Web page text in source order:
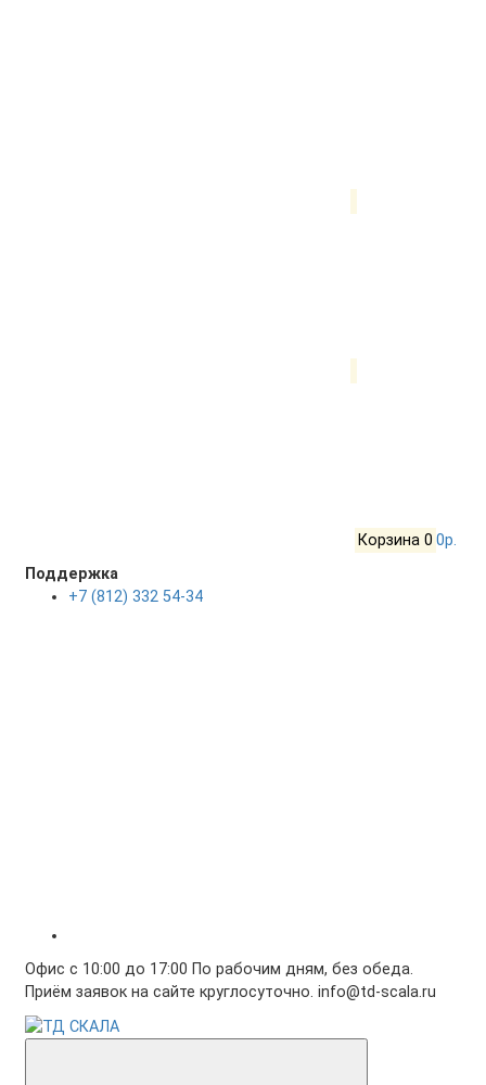
Корзина 0 0р.
Поддержка
+7 (812) 332 54-34
Офис с 10:00 до 17:00 По рабочим дням, без обеда.
Приём заявок на сайте круглосуточно. info@td-scala.ru